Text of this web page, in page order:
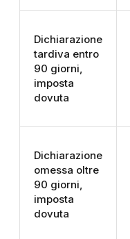
Dichiarazione
tardiva entro
90 giorni,
imposta
dovuta
Dichiarazione
omessa oltre
90 giorni,
imposta
dovuta